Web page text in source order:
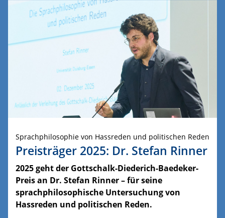
Sprachphilosophie von Hassreden und politischen Reden
Preisträger 2025: Dr. Stefan Rinner
2025geht der Gottschalk-Diederich-Baedeker-
Preis an Dr. Stefan Rinner – für seine
sprachphilosophische Untersuchungvon
Hassreden und politischen Reden.